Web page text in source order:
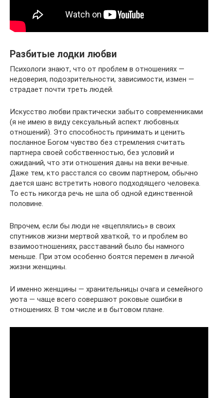
Разбитые лодки любви
Психологи знают, что от проблем в отношениях —
недоверия, подозрительности, зависимости, измен —
страдает почти треть людей.
Искусство любви практически забыто современниками
(я не имею в виду сексуальный аспект любовных
отношений). Это способность принимать и ценить
посланное Богом чувство без стремления считать
партнера своей собственностью, без условий и
ожиданий, что эти отношения даны на веки вечные.
Даже тем, кто расстался со своим партнером, обычно
дается шанс встретить нового подходящего человека.
То есть никогда речь не шла об одной единственной
половине.
Впрочем, если бы люди не «вцеплялись» в своих
спутников жизни мертвой хваткой, то и проблем во
взаимоотношениях, расставаний было бы намного
меньше. При этом особенно боятся перемен в личной
жизни женщины.
И именно женщины — хранительницы очага и семейного
уюта — чаще всего совершают роковые ошибки в
отношениях. В том числе и в бытовом плане.